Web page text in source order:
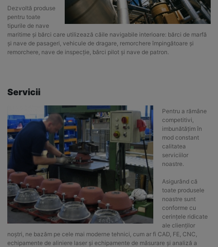
Dezvoltă produse
pentru toate
tipurile de nave
maritime și bărci care utilizează căile navigabile interioare: bărci de marfă
și nave de pasageri, vehicule de dragare, remorchere împingătoare și
remorchere, nave de inspecție, bărci pilot și nave de patron.
Servicii
Pentru a rămâne
competitivi,
imbunătățim în
mod constant
calitatea
serviciilor
noastre.
Asigurând că
toate produsele
noastre sunt
conforme cu
cerințele ridicate
ale clienților
noștri, ne bazăm pe cele mai moderne tehnici, cum ar fi CAD, FE, CNC,
echipamente de aliniere laser și echipamente de măsurare și analiză a